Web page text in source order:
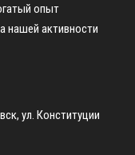
опыт
нашей активности
ул. Конституции